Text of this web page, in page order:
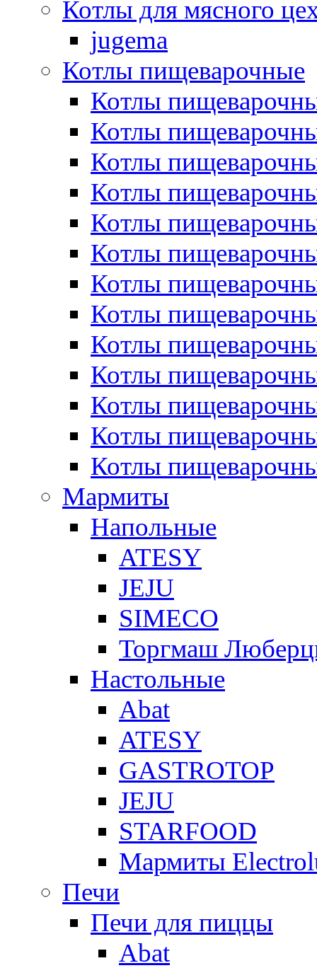
Котлы для мясного
jugema
Котлы пищеварочные
Котлы
Котлы
Котлы
Котлы
Котлы
Котлы
Котлы
Котлы
Котлы
Котлы
Котлы
Котлы
Котлы
Мармиты
Напольные
ATESY
JEJU
SIMECO
Торгмаш
Настольные
Abat
ATESY
GASTROTOP
JEJU
STARFOOD
Мармиты
Печи
Печи для пиццы
Abat